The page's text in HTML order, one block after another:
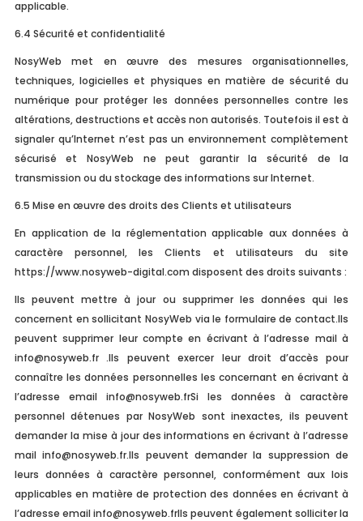
applicable.
6.4 Sécurité et confidentialité
NosyWeb met en œuvre des mesures organisationnelles,
techniques, logicielles et physiques en matière de sécurité du
numérique pour protéger les données personnelles contre les
altérations, destructions et accès non autorisés. Toutefois il est à
signaler qu’Internet n’est pas un environnement complètement
sécurisé et NosyWeb ne peut garantir la sécurité de la
transmission ou du stockage des informations sur Internet.
6.5 Mise en œuvre des droits des Clients et utilisateurs
En application de la réglementation applicable aux données à
caractère personnel, les Clients et utilisateurs du site
https://www.nosyweb-digital.com disposent des droits suivants :
Ils peuvent mettre à jour ou supprimer les données qui les
concernent en sollicitant NosyWeb via le formulaire de contact.Ils
peuvent supprimer leur compte en écrivant à l’adresse mail à
info@nosyweb.fr.Ils peuvent exercer leur droit d’accès pour
connaître les données personnelles les concernant en écrivant à
l’adresse email info@nosyweb.frSi les données à caractère
personnel détenues par NosyWeb sont inexactes, ils peuvent
demander la mise à jour des informations en écrivant à l’adresse
mailinfo@nosyweb.fr.Ils peuvent demander la suppression de
leurs données à caractère personnel, conformément aux lois
applicables en matière de protection des données en écrivant à
l’adresse email info@nosyweb.frIls peuvent également solliciter la